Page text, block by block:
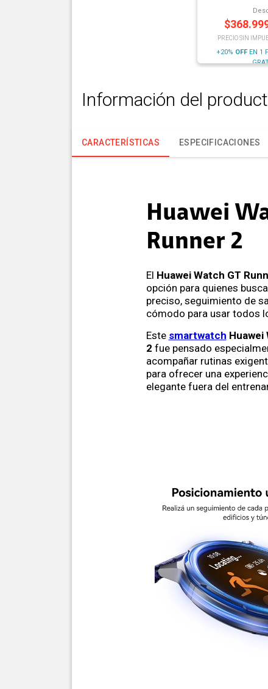
$
PRECIO SIN
+20% OFF EN 1
Información del
CARACTERÍSTICAS ESPECIFICACIONES
Huawei
Runner 2
El Huawei Watch GT
opción para quienes
preciso, seguimiento de
cómodo para usar todos
Este smartwatch Huawei
2 fue pensado
acompañar rutinas
para ofrecer una
elegante fuera del